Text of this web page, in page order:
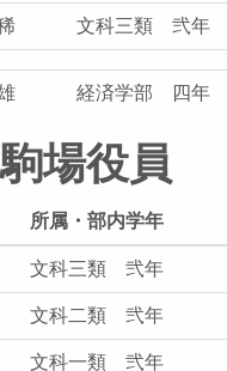
文科三類 弐年
経済学部 四年
場役員
所属・部内学年
文科三類 弐年
文科二類 弐年
文科一類 弐年